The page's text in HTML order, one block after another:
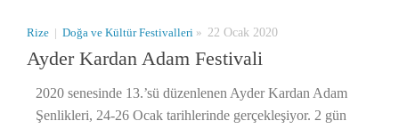
Rize | Doğa ve Kültür Festivalleri » 22 Ocak 2020
Ayder Kardan Adam Festivali
2020 senesinde 13.’sü düzenlenen Ayder Kardan Adam
Şenlikleri, 24-26 Ocak tarihlerinde gerçekleşiyor. 2 gün